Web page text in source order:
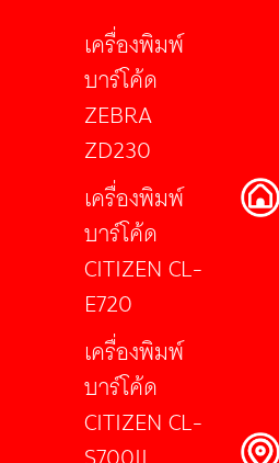
เครื่องพิมพ์
บาร์โค้ด
ZEBRA
ZD230
เครื่องพิมพ์
บาร์โค้ด
CITIZEN CL-
E720
เครื่องพิมพ์
บาร์โค้ด
CITIZEN CL-